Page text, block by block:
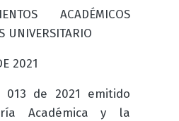
ACADÉMICOS
UNIVERSITARIO
2021
013 de 2021 emitido
Académica y la